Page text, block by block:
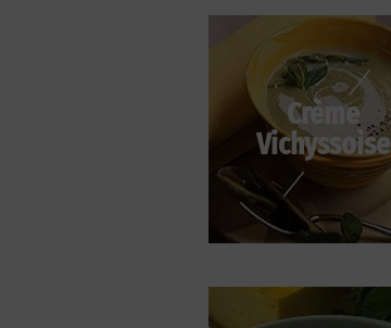
Crème
Vichyssoise